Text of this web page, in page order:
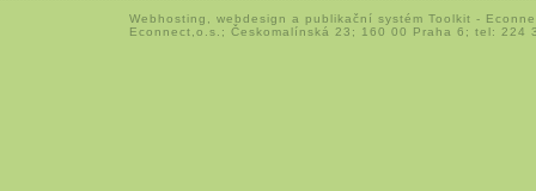
Webhosting webdesign a publikační systém Toolkit -
Econnect,o.s.; Českomalínská 23; 160 00 Praha 6; tel: 224